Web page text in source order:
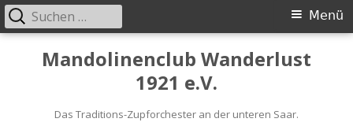
Mandolinenclub Wanderlust
1921 e.V.
Das Traditions-Zupforchester an der unteren Saar.
Primäres
Menü
Menü
Suchen
nach: